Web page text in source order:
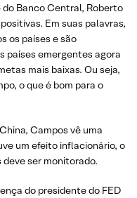
Banco Central, Roberto
Em suas palavras,
os países e são
países emergentes agora
mais baixas. Ou seja,
o que é bom para o
Campos vê uma
um efeito inflacionário, o
ser monitorado.
do presidente do FED